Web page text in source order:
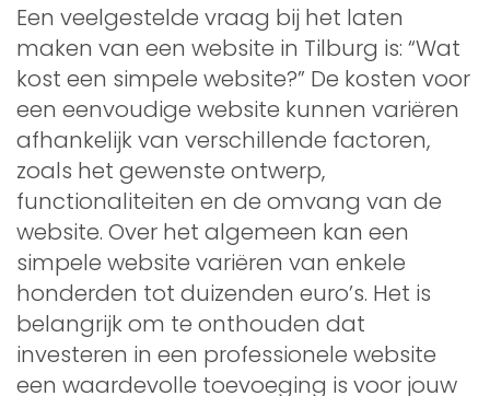
Een veelgestelde vraag bij het laten
maken van een website in Tilburg is: “Wat
kost een simpele website?” De kosten voor
een eenvoudige website kunnen variëren
afhankelijk van verschillende factoren,
zoals het gewenste ontwerp,
functionaliteiten en de omvang van de
website. Over het algemeen kan een
simpele website variëren van enkele
honderden tot duizenden euro’s. Het is
belangrijk om te onthouden dat
investeren in een professionele website
een waardevolle toevoeging is voor jouw